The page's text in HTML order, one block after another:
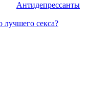
Антидепрессанты
лучшего секса?